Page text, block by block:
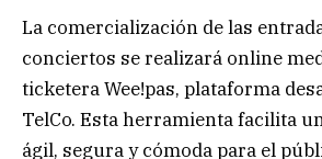
La comercialización de las
conciertos se realizará online
ticketera Wee!pas, plataforma
TelCo. Esta herramienta facilita
ágil, segura y cómoda para el